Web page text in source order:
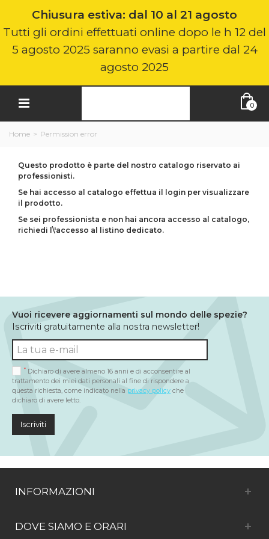
Chiusura estiva: dal 10 al 21 agosto
Tutti gli ordini effettuati online dopo le h 12 del
5 agosto 2025 saranno evasi a partire dal 24
agosto 2025
0
Home > Permission error
Questo prodotto è parte del nostro catalogo riservato ai
professionisti.
Se hai accesso al catalogo effettua il login per visualizzare
il prodotto.
Se sei professionista e non hai ancora accesso al catalogo,
richiedi l\'accesso al listino dedicato.
Vuoi ricevere aggiornamenti sul mondo delle spezie?
Iscriviti gratuitamente alla nostra newsletter!
* Dichiaro di avere almeno 16 anni e di acconsentire al
trattamento dei miei dati personali al fine di rispondere a
questa richiesta, come indicato nella privacy policy che
dichiaro di avere letto.
Iscriviti
INFORMAZIONI
DOVE SIAMO E ORARI